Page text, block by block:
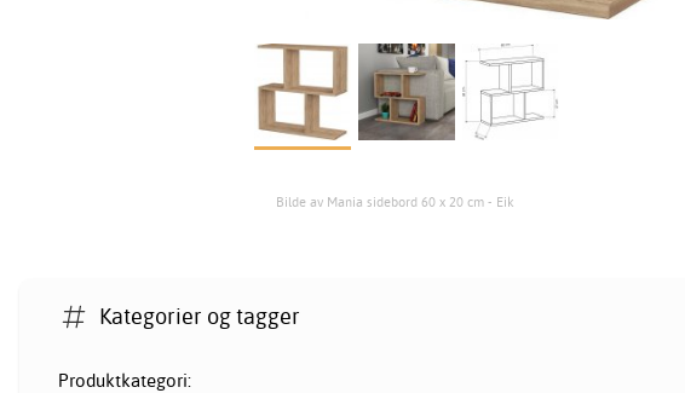
Bilde av Mania sidebord 60 x 20 cm - Eik
Kategorier og tagger
Produktkategori: